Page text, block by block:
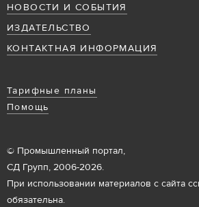
НОВОСТИ И СОБЫТИЯ
ИЗДАТЕЛЬСТВО
КОНТАКТНАЯ ИНФОРМАЦИЯ
Тарифные планы
Помощь
© Промышленный портал,
СД Групп, 2006-2026.
При использовании материалов с сайта
обязательна.